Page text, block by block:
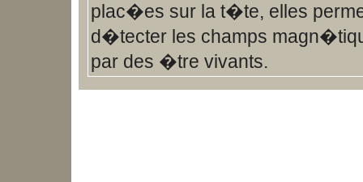
plac�es sur la t�te, elles
d�tecter les champs
par des �tre vivants.